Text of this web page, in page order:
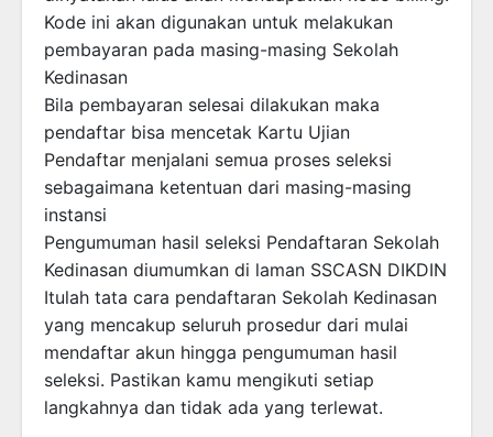
Kode ini akan digunakan untuk melakukan
pembayaran pada masing-masing Sekolah
Kedinasan
Bila pembayaran selesai dilakukan maka
pendaftar bisa mencetak Kartu Ujian
Pendaftar menjalani semua proses seleksi
sebagaimana ketentuan dari masing-masing
instansi
Pengumuman hasil seleksi Pendaftaran Sekolah
Kedinasan diumumkan di laman SSCASN DIKDIN
Itulah tata cara pendaftaran Sekolah Kedinasan
yang mencakup seluruh prosedur dari mulai
mendaftar akun hingga pengumuman hasil
seleksi. Pastikan kamu mengikuti setiap
langkahnya dan tidak ada yang terlewat.